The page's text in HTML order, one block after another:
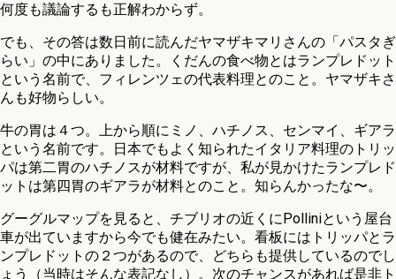
何度も議論するも正解わからず。
でも、その答は数日前に読んだヤマザキマリさんの「パスタぎ
らい」の中にありました。くだんの食べ物とはランプレドット
という名前で、フィレンツェの代表料理とのこと。ヤマザキさ
んも好物らしい。
牛の胃は４つ。上から順にミノ、ハチノス、センマイ、ギアラ
という名前です。日本でもよく知られたイタリア料理のトリッ
パは第二胃のハチノスが材料ですが、私が見かけたランプレド
ットは第四胃のギアラが材料とのこと。知らんかったな〜。
グーグルマップを見ると、チブリオの近くにPolliniという屋台
車が出ていますから今でも健在みたい。看板にはトリッパとラ
ンプレドットの２つがあるので、どちらも提供しているのでし
ょう（当時はそんな表記なし）。次のチャンスがあれば是非ト